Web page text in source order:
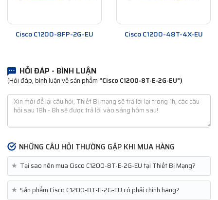
Cisco C1200-8FP-2G-EU Cisco C1200-48T-4X-EU
HỎI ĐÁP - BÌNH LUẬN
(Hỏi đáp, bình luận về sản phẩm "Cisco C1200-8T-E-2G-EU")
NHỮNG CÂU HỎI THƯỜNG GẶP KHI MUA HÀNG
★ Tại sao nên mua Cisco C1200-8T-E-2G-EU tại Thiết Bị Mạng?
★ Sản phẩm Cisco C1200-8T-E-2G-EU có phải chính hãng?